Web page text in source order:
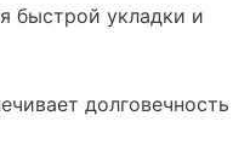
быстрой укладки и
долговечность